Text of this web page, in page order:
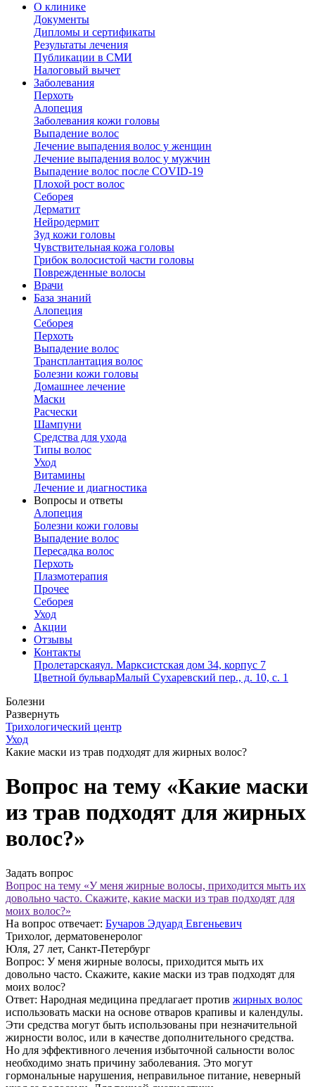
О клинике
Документы
Дипломы и сертификаты
Результаты лечения
Публикации в СМИ
Налоговый вычет
Заболевания
Перхоть
Алопеция
Заболевания кожи головы
Выпадение волос
Лечение выпадения волос у женщин
Лечение выпадения волос у мужчин
Выпадение волос после COVID-19
Плохой рост волос
Cеборея
Дерматит
Нейродермит
Зуд кожи головы
Чувствительная кожа головы
Грибок волосистой части головы
Поврежденные волосы
Врачи
База знаний
Алопеция
Себорея
Перхоть
Выпадение волос
Трансплантация волос
Болезни кожи головы
Домашнее лечение
Маски
Расчески
Шампуни
Средства для ухода
Типы волос
Уход
Витамины
Лечение и диагностика
Вопросы и ответы
Алопеция
Болезни кожи головы
Выпадение волос
Пересадка волос
Перхоть
Плазмотерапия
Прочее
Себорея
Уход
Акции
Отзывы
Контакты
Пролетарскаяул. Марксистская дом 34, корпус 7
Цветной бульварМалый Сухаревский пер., д. 10, с. 1
Болезни
Развернуть
Трихологический центр
Уход
Какие маски из трав подходят для жирных волос?
Вопрос на тему «Какие маски
из трав подходят для жирных
волос?»
Задать вопрос
Вопрос на тему «У меня жирные волосы, приходится мыть их
довольно часто. Скажите, какие маски из трав подходят для
моих волос?»
На вопрос отвечает: Бучаров Эдуард Евгеньевич
Трихолог, дерматовенеролог
Юля, 27 лет, Санкт-Петербург
Вопрос: У меня жирные волосы, приходится мыть их
довольно часто. Скажите, какие маски из трав подходят для
моих волос?
Ответ: Народная медицина предлагает против жирных волос
использовать маски на основе отваров крапивы и календулы.
Эти средства могут быть использованы при незначительной
жирности волос, или в качестве дополнительного средства.
Но для эффективного лечения избыточной сальности волос
необходимо знать причину заболевания. Это могут
гормональные нарушения, неправильное питание, неверный